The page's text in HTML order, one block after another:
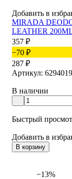
Добавить в
MIRADA
LEATHER
357 ₽
−70 ₽
287 ₽
Артикул:
В наличии
Быстрый
Добавить в
В корзину
−13%